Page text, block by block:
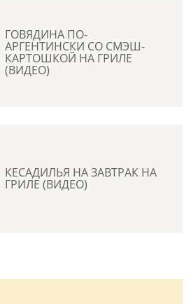
ГОВЯДИНА ПО-
АРГЕНТИНСКИ СО СМЭШ-
КАРТОШКОЙ НА ГРИЛЕ
(ВИДЕО)
КЕСАДИЛЬЯ НА ЗАВТРАК НА
ГРИЛЕ (ВИДЕО)